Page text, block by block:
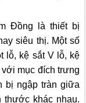
Đồng là thiết bị
siêu thị. Một số
lỗ, kệ sắt V lỗ, kệ
mục đích trưng
bị ngập tràn giữa
thước khác nhau.